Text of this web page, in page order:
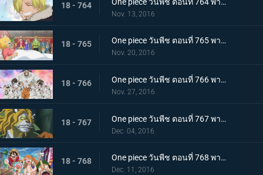
18 - 764
Nov. 13, 2016
18 - 765 One piece วันพีช ตอนที่ 765 พากย์ไทย ไปหานายท่านเนโกมามูชิกันเถอะ
Nov. 20, 2016
18 - 766 One piece วันพีช ตอนที่ 766 พากย์ไทย ลูฟี่ตัดสินใจ การถอนตัวของซันจิ
Nov. 27, 2016
18 - 767 One piece วันพีช ตอนที่ 767 พากย์ไทย สถานการณ์ตึงเครียด สุนัขกับแมว และซามูไร
Dec. 04, 2016
18 - 768 One piece วันพีช ตอนที่ 768 พากย์ไทย คนที่สาม! นินจาไรโซแห่งหมอกปรากฏตัว
Dec. 11, 2016